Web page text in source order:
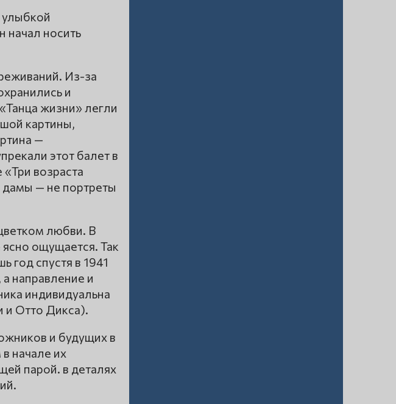
улыбкой
начал носить
Из-за
и
жизни» легли
картины,
—
этот балет в
возраста
— не портреты
любви. В
ощущается. Так
год спустя в 1941
направление и
индивидуальна
и Отто Дикса).
и будущих в
начале их
парой. в деталях